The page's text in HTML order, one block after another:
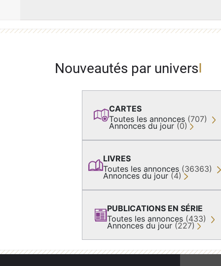
Nouveautés par univers
CARTES
Toutes les annonces (707)
Annonces du jour (0)
LIVRES
Toutes les annonces (36363)
Annonces du jour (4)
PUBLICATIONS EN SÉRIE
Toutes les annonces (433)
Annonces du jour (227)